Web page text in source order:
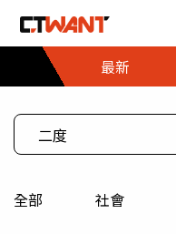
最新
全部 社會